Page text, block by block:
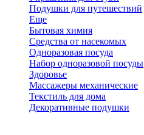
Подушки для путешествий
Еще
Бытовая химия
Средства от насекомых
Одноразовая посуда
Набор одноразовой посуды
Здоровье
Массажеры механические
Текстиль для дома
Декоративные подушки